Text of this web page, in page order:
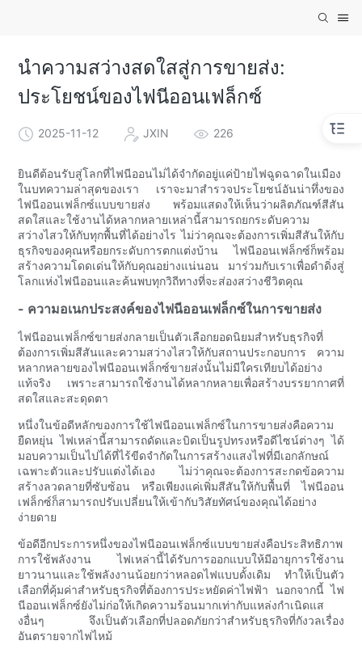
นำความสว่างสดใสสู่การขายส่ง:
ประโยชน์ของไฟนีออนเฟล็กซ์
2025-11-12 JXIN 226
ยินดีต้อนรับสู่โลกที่ไฟนีออนไม่ได้จำกัดอยู่แค่ป้ายไฟฉูดฉาดในเมือง
ในบทความล่าสุดของเรา เราจะมาสำรวจประโยชน์อันน่าทึ่งของ
ไฟนีออนเฟล็กซ์แบบขายส่ง พร้อมแสดงให้เห็นว่าผลิตภัณฑ์สีสัน
สดใสและใช้งานได้หลากหลายเหล่านี้สามารถยกระดับความ
สว่างไสวให้กับทุกพื้นที่ได้อย่างไร ไม่ว่าคุณจะต้องการเพิ่มสีสันให้กับ
ธุรกิจของคุณหรือยกระดับการตกแต่งบ้าน ไฟนีออนเฟล็กซ์ก็พร้อม
สร้างความโดดเด่นให้กับคุณอย่างแน่นอน มาร่วมกับเราเพื่อดำดิ่งสู่
โลกแห่งไฟนีออนและค้นพบทุกวิถีทางที่จะส่องสว่างชีวิตคุณ
- ความอเนกประสงค์ของไฟนีออนเฟล็กซ์ในการขายส่ง
ไฟนีออนเฟล็กซ์ขายส่งกลายเป็นตัวเลือกยอดนิยมสำหรับธุรกิจที่
ต้องการเพิ่มสีสันและความสว่างไสวให้กับสถานประกอบการ ความ
หลากหลายของไฟนีออนเฟล็กซ์ขายส่งนั้นไม่มีใครเทียบได้อย่าง
แท้จริง เพราะสามารถใช้งานได้หลากหลายเพื่อสร้างบรรยากาศที่
สดใสและสะดุดตา
หนึ่งในข้อดีหลักของการใช้ไฟนีออนเฟล็กซ์ในการขายส่งคือความ
ยืดหยุ่น ไฟเหล่านี้สามารถดัดและบิดเป็นรูปทรงหรือดีไซน์ต่างๆ ได้
มอบความเป็นไปได้ที่ไร้ขีดจำกัดในการสร้างแสงไฟที่มีเอกลักษณ์
เฉพาะตัวและปรับแต่งได้เอง ไม่ว่าคุณจะต้องการสะกดข้อความ
สร้างลวดลายที่ซับซ้อน หรือเพียงแค่เพิ่มสีสันให้กับพื้นที่ ไฟนีออน
เฟล็กซ์ก็สามารถปรับเปลี่ยนให้เข้ากับวิสัยทัศน์ของคุณได้อย่าง
ง่ายดาย
ข้อดีอีกประการหนึ่งของไฟนีออนเฟล็กซ์แบบขายส่งคือประสิทธิภาพ
การใช้พลังงาน ไฟเหล่านี้ได้รับการออกแบบให้มีอายุการใช้งาน
ยาวนานและใช้พลังงานน้อยกว่าหลอดไฟแบบดั้งเดิม ทำให้เป็นตัว
เลือกที่คุ้มค่าสำหรับธุรกิจที่ต้องการประหยัดค่าไฟฟ้า นอกจากนี้ ไฟ
นีออนเฟล็กซ์ยังไม่ก่อให้เกิดความร้อนมากเท่ากับแหล่งกำเนิดแส
งอื่นๆ จึงเป็นตัวเลือกที่ปลอดภัยกว่าสำหรับธุรกิจที่กังวลเรื่อง
อันตรายจากไฟไหม้